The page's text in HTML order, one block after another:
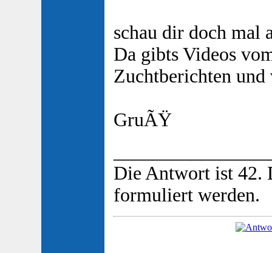
schau dir doch mal
Da gibts Videos
Zuchtberichten und
GruÃŸ
Die Antwort ist 42.
formuliert werden.